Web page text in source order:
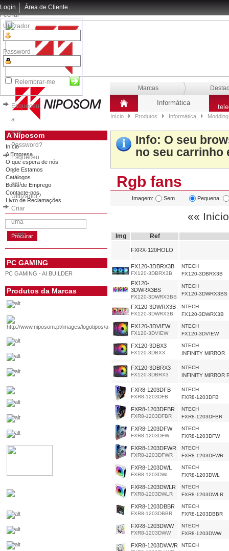
Login
Fechar
Utilizador
Password
Relembrar-me
Esqueceu
a
sua
Password?
Esqueceu
o
seu
Utilizador?
Criar
uma
conta
Área de Cliente
Marcas
Informática
Início Produtos Informática Modding
A Niposom
Início
A Empresa
O que espera de nós
Onde Estamos
Catálogos
Bolsa de Emprego
Contacte-nos
Livro de Reclamações
PC GAMING
PC GAMING - AI BUILDER
Produtos da Marcas
Info: O seu
no seu carrinho
Rgb fans
Imagem: Sem Pequena
«« Inicio
Img Ref
FXRX-120HOLO
FX120-3DBRX3B
FX120-3DBRX3B
NTECH
FX120-3DBRX3B
FX120-
3DWRX3BS
FX120-3DWRX3BS
NTECH
FX120-3DWRX3BS
FX120-3DWRX3B
FX120-3DWRX3B
NTECH
FX120-3DWRX3B
FX120-3DVIEW
FX120-3DVIEW
NTECH
FX120-3DVIEW
FX120-3DBX3
FX120-3DBX3
NTECH
INFINITY MIRROR
FX120-3DBRX3
FX120-3DBRX3
NTECH
INFINITY MIRROR
FXR8-1203DFB
FXR8-1203DFB
NTECH
FXR8-1203DFB
FXR8-1203DFBR
FXR8-1203DFBR
NTECH
FXR8-1203DFBR
FXR8-1203DFW
FXR8-1203DFW
NTECH
FXR8-1203DFW
FXR8-1203DFWR
FXR8-1203DFWR
NTECH
FXR8-1203DFWR
FXR8-1203DWL
FXR8-1203DWL
NTECH
FXR8-1203DWL
FXR8-1203DWLR
FXR8-1203DWLR
NTECH
FXR8-1203DWLR
FXR8-1203DBBR
FXR8-1203DBBR
NTECH
FXR8-1203DBBR
FXR8-1203DWW
FXR8-1203DWW
NTECH
FXR8-1203DWW
FXR8-1203DWWR
NTECH